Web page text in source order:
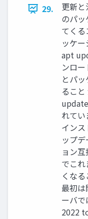
29.
更新
のパ
てく
ッケ
apt
ンロ
とパ
るこ
れて
イン
ップ
ョン
でこ
くな
最初
ーバ
2022